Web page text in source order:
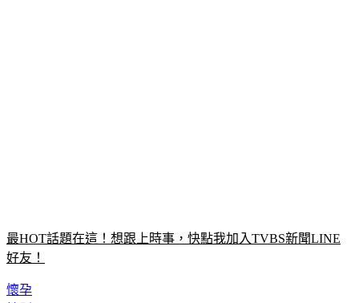
最HOT話題在這！想跟上時事，快點我加入TVBS新聞LINE
好友！
懷孕